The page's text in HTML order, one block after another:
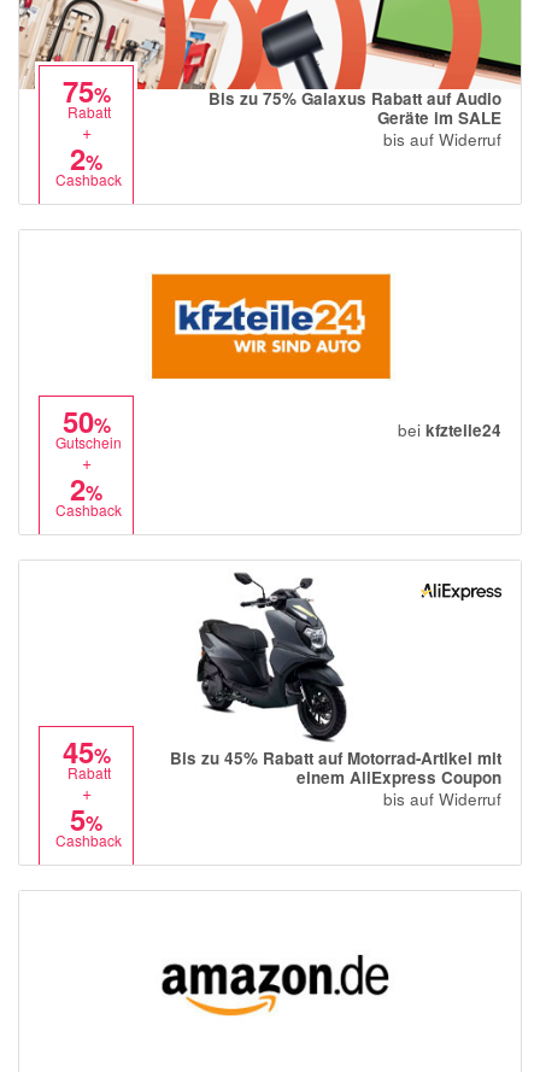
75%
Rabatt
+
2%
Cashback
Bis zu 75% Galaxus Rabatt auf Audio
Geräte im SALE
bis auf Widerruf
50%
Gutschein
+
2%
Cashback
bei kfzteile24
45%
Rabatt
+
5%
Cashback
Bis zu 45% Rabatt auf Motorrad-Artikel mit
einem AliExpress Coupon
bis auf Widerruf